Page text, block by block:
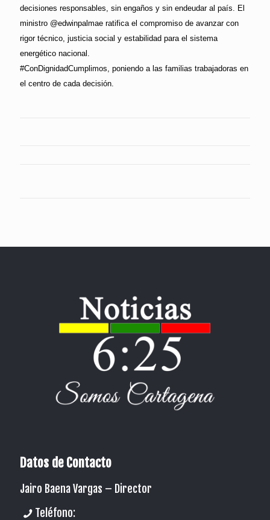
decisiones responsables, sin engaños y sin endeudar al país. El
ministro @edwinpalmae ratifica el compromiso de avanzar con
rigor técnico, justicia social y estabilidad para el sistema
energético nacional.
#ConDignidadCumplimos, poniendo a las familias trabajadoras en
el centro de cada decisión.
Datos de Contacto
Jairo Baena Vargas – Director
Teléfono: